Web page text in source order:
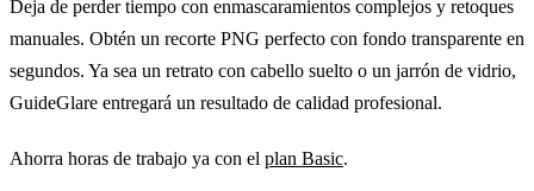
Deja de perder tiempo con enmascaramientos complejos y retoques
manuales. Obtén un recorte PNG perfecto con fondo transparente en
segundos. Ya sea un retrato con cabello suelto o un jarrón de vidrio,
GuideGlare entregará un resultado de calidad profesional.
Ahorra horas de trabajo ya con el plan Basic.